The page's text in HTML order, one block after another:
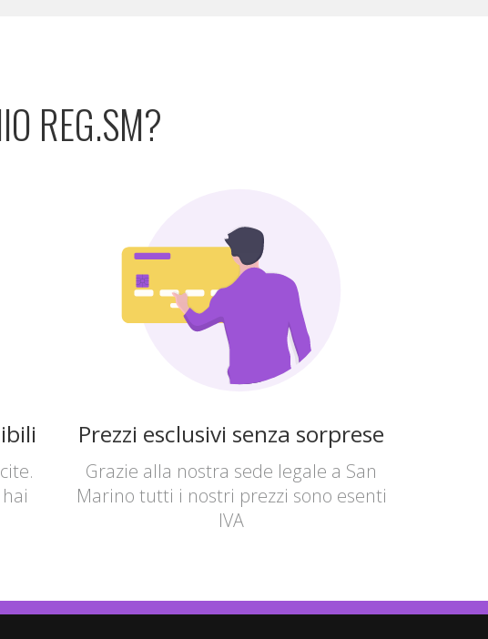
REG.SM?
Prezzi esclusivi senza sorprese
Grazie alla nostra sede legale a San
Marino tutti i nostri prezzi sono esenti
IVA